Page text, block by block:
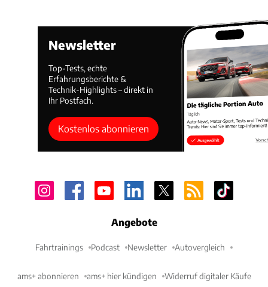
Newsletter
Top-Tests, echte
Erfahrungsberichte &
Technik-Highlights – direkt in
Ihr Postfach.
Kostenlos abonnieren
Angebote
Fahrtrainings Podcast Newsletter Autovergleich
ams+ abonnieren ams+ hier kündigen Widerruf digitaler Käufe